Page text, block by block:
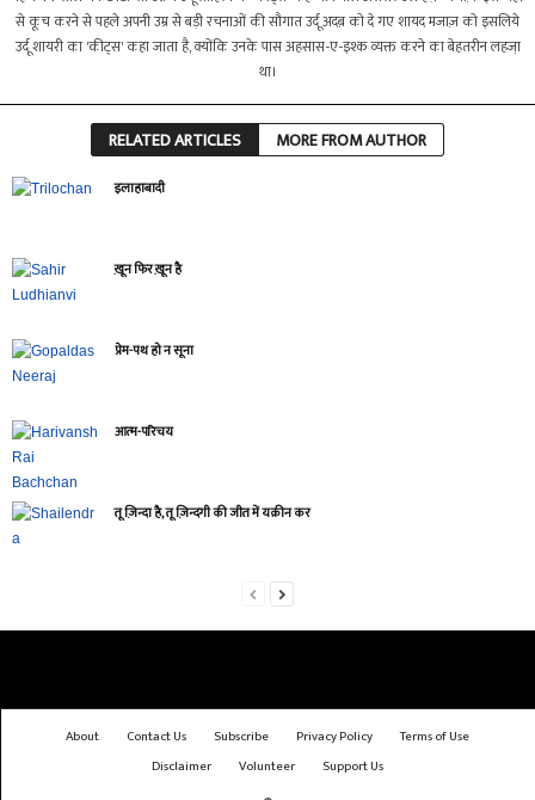
से कूच करने से पहले अपनी उम्र से बड़ी रचनाओं की सौगात उर्दू अदब़ को दे गए शायद मजाज़ को इसलिये
उर्दू शायरी का 'कीट्स' कहा जाता है, क्योंकि उनके पास अहसास-ए-इश्क व्यक्त करने का बेहतरीन लहजा़
था।
RELATED ARTICLES MORE FROM AUTHOR
इलाहाबादी
ख़ून फिर ख़ून है
प्रेम-पथ हो न सूना
आत्‍म-परिचय
तू ज़िन्दा है, तू ज़िन्दगी की जीत में यक़ीन कर
About Contact Us Subscribe Privacy Policy
Terms of Use
Disclaimer
Volunteer
Support Us